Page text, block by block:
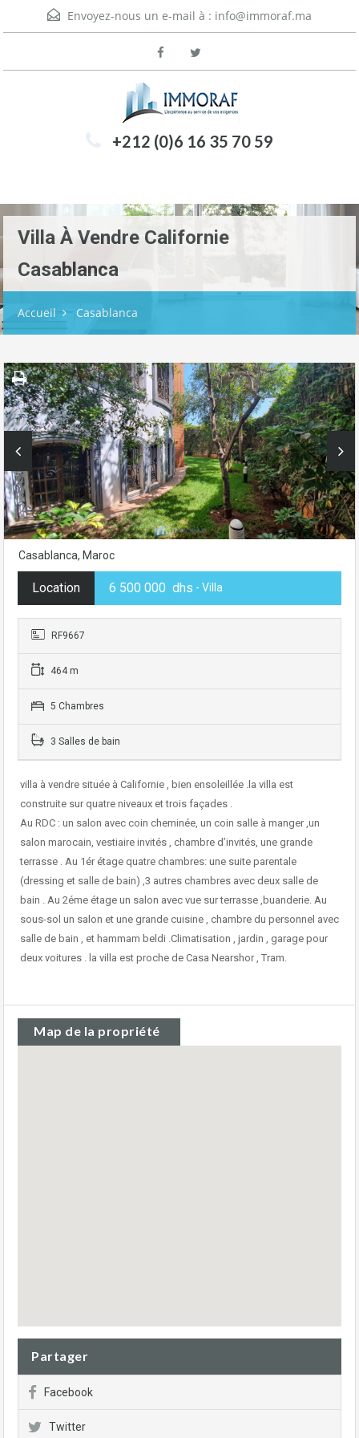
Envoyez-nous un e-mail à : info@immoraf.ma
+212 (0)6 16 35 70 59
Villa À Vendre Californie
Casablanca
Accueil Casablanca
Casablanca, Maroc
Location 6 500 000 dhs - Villa
RF9667
464 m
5 Chambres
3 Salles de bain
villa à vendre située à Californie , bien ensoleillée .la villa est
construite sur quatre niveaux et trois façades .
Au RDC : un salon avec coin cheminée, un coin salle à manger ,un
salon marocain, vestiaire invités , chambre d’invités, une grande
terrasse . Au 1ér étage quatre chambres: une suite parentale
(dressing et salle de bain) ,3 autres chambres avec deux salle de
bain . Au 2éme étage un salon avec vue sur terrasse ,buanderie. Au
sous-sol un salon et une grande cuisine , chambre du personnel avec
salle de bain , et hammam beldi .Climatisation , jardin , garage pour
deux voitures . la villa est proche de Casa Nearshor , Tram.
Map de la propriété
Partager
Facebook
Twitter